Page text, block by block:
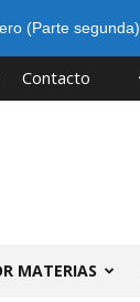
(Parte segunda)
Contacto
MATERIAS